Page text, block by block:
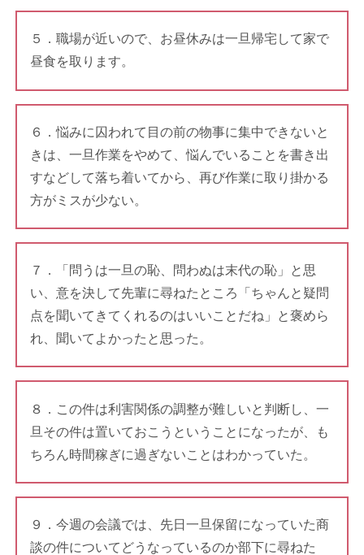
５．職場が近いので、お昼休みは一旦帰宅して家で
昼食を取ります。
６．悩みに囚われて目の前の物事に集中できないと
きは、一旦作業をやめて、悩んでいることを書き出
すなどして落ち着いてから、再び作業に取り掛かる
方がミスが少ない。
７．「問うは一旦の恥、問わぬは末代の恥」と思
い、意を決して先輩に尋ねたところ「ちゃんと疑問
点を聞いてきてくれるのはいいことだね」と褒めら
れ、聞いてよかったと思った。
８．この件は利害関係の調整が難しいと判断し、一
旦その件は置いておこうということになったが、も
ちろん時間稼ぎに過ぎないことはわかっていた。
９．今週の会議では、先日一旦保留になっていた商
談の件についてどうなっているのか部下に尋ねた